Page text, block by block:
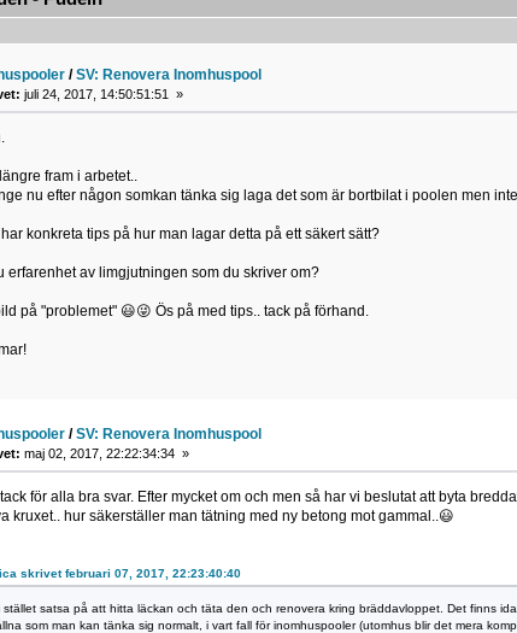
/SV: Renovera Inomhuspool
juli 24, 2017, 14:50:51:51 »
fram i arbetet..
nu efter någon somkan tänka sig laga det som är bortbilat i poolen men
konkreta tips på hur man lagar detta på ett säkert sätt?
erfarenhet av limgjutningen som du skriver om?
på "problemet" 😃😜 Ös på med tips.. tack på förhand.
/SV: Renovera Inomhuspool
maj 02, 2017, 22:22:34:34 »
för alla bra svar. Efter mycket om och men så har vi beslutat att byta
kruxet.. hur säkerställer man tätning med ny betong mot gammal..😃
skrivet februari 07, 2017, 22:23:40:40
stället satsa på att hitta läckan och täta den och renovera kring bräddavloppet. Det finns
som man kan tänka sig normalt, i vart fall för inomhuspooler (utomhus blir det mera